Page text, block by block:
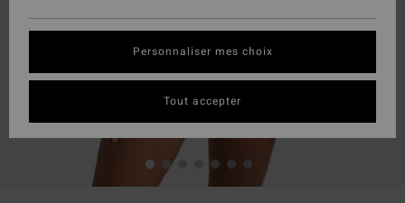
Personnaliser mes choix
Tout accepter